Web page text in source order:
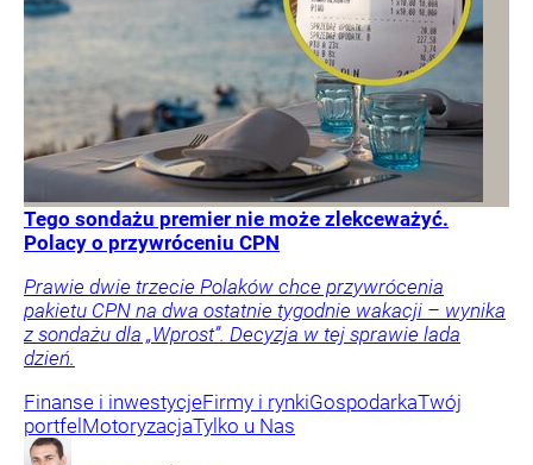
Tego sondażu premier nie może zlekceważyć.
Polacy o przywróceniu CPN
Prawie dwie trzecie Polaków chce przywrócenia
pakietu CPN na dwa ostatnie tygodnie wakacji – wynika
z sondażu dla „Wprost”. Decyzja w tej sprawie lada
dzień.
Finanse i inwestycjeFirmy i rynkiGospodarkaTwój
portfel MotoryzacjaTylko u Nas